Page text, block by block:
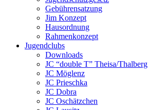
Gebührensatzung
Jim Konzept
Hausordnung
Rahmenkonzept
Jugendclubs
Downloads
JC “double T” Theisa/Thalberg
JC Möglenz
JC Prieschka
JC Dobra
JC Oschätzchen